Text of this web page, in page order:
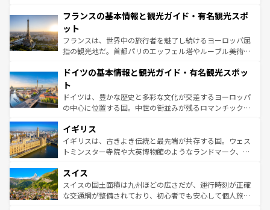
なお、新着のイタリア情報はコンテンツ一覧を参照してほ
しい。
文化が根付くこの国では、情熱的なフラメンコ、熱気あふ
れる闘牛、そして美味しいタパスが生活の一部となってい
る。首都マドリードの洗練された雰囲気や、バルセロナの
アートに溢れた街角から、地方では古代ローマ遺跡や中世
せる。地方によって風土や気候が異なるスペインはその個
ンテンツ一覧 を参照してほしい。
フランスの基本情報と観光ガイド・有名観光スポ
ット
フランスは、世界中の旅行者を魅了し続けるヨーロッパ屈
指の観光地だ。首都パリのエッフェル塔やルーブル美術館
で、幅広い魅力が詰まっている。華麗な宮殿、歴史的な大
聖堂、美しいビーチ、そして豊かな自然が、訪れる者を心
から魅了する。また、フランスは美食の国としても知ら
れ、フランス料理はユネスコ無形文化遺産にも登録されて
香り高いラベンダー畑など、多彩な楽しみ方が可能だ。さ
らに、パリ以外の地域にも魅力が溢れており、どの街角に
も豊かな歴史と文化が息づいている。パリ以外の個性あふ
を参照してほしい。
ドイツの基本情報と観光ガイド・有名観光スポッ
ト
ドイツは、豊かな歴史と多彩な文化が交差するヨーロッパ
の中心に位置する国。中世の街並みが残るロマンチック街
顔を持つこの国は、どこを歩いても飽きることがない。ベ
ルリンの文化的活気、バイエルン州のアルプスの絶景、そ
してライン川沿いのワイン畑といった風景は必見。ビール
は、お酒好きな人にはぜひ体験してほしい。 なお、新着の
ドイツ情報はコンテンツ一覧を参照してほしい。
イギリス
イギリスは、古きよき伝統と最先端が共存する国。ウェス
トミンスター寺院や大英博物館のようなランドマーク、歴
リアごとに異なる魅力がある。また、優雅なアフタヌーン
ティー、ビール好きにはたまらない英国パブ、サッカー観
戦など、本場だからこそできる体験も豊富。イギリスを旅
スイス
スイスの国土面積は九州ほどの広さだが、運行時刻が正確
な交通網が整備されており、初心者でも安心して個人旅行